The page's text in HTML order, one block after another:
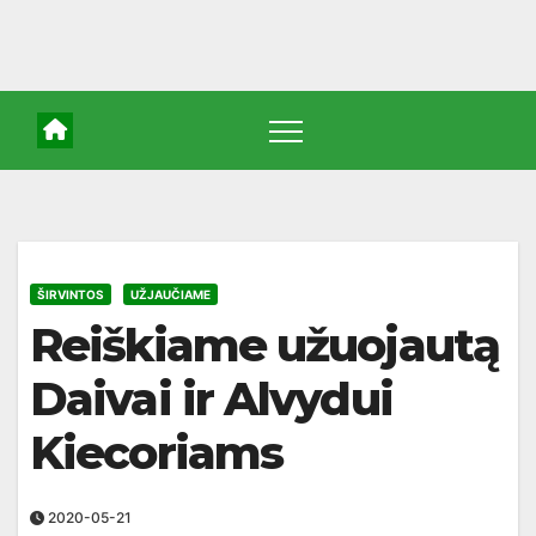
ŠIRVINTOS UŽJAUČIAME
Reiškiame užuojautą
Daivai ir Alvydui
Kiecoriams
2020-05-21